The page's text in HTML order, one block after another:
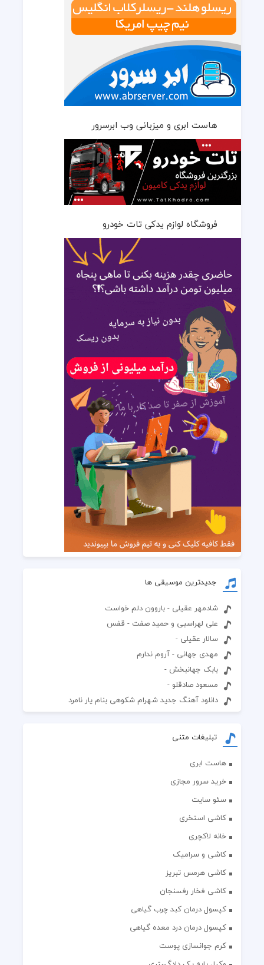
هاست ابری و میزبانی وب ابرسرور
فروشگاه لوازم یدکی تات خودرو
جدیدترین موسیقی ها
شادمهر عقیلی - باروون دلم خواست
علی لهراسبی و حمید صفت - قفس
سالار عقیلی -
مهدی جهانی - آروم ندارم
بابک جهانبخش -
مسعود صادقلو -
دانلود آهنگ جدید شهرام شکوهی بنام یار نامرد
تبلیغات متنی
هاست ابری
خرید سرور مجازی
سئو سایت
کاشی استخری
خانه لاکچری
کاشی و سرامیک
کاشی هرمس تبریز
کاشی فخار رفسنجان
کپسول درمان کبد چرب گیاهی
کپسول درمان درد معده گیاهی
کرم جوانسازی پوست